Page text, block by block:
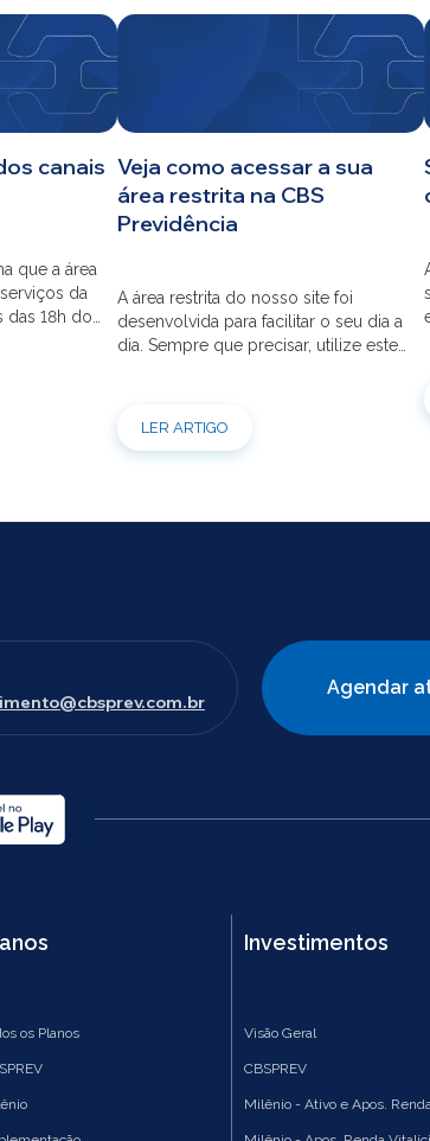
canais
que a área
da
das 18h do
Veja como acessar a sua
área restrita na CBS
Previdência
A área restrita do nosso site foi
desenvolvida para facilitar o seu dia a
dia. Sempre que precisar, utilize este
acesso, confira o passo a passo.
LER ARTIGO
Agendar
os Planos
Investimentos
Visão Geral
CBSPREV
Milênio - Ativo e Apos.